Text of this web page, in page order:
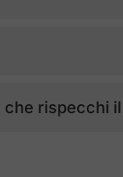
rispecchi